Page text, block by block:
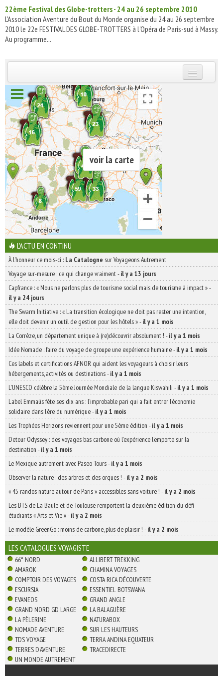
22ème Festival des Globe-trotters - 24 au 26 septembre 2010
L'Association Aventure du Bout du Monde organise du 24 au 26 septembre
2010 le 22e FESTIVAL DES GLOBE-TROTTERS à l'Opéra de Paris-sud à Massy.
Au programme...
INSCRIVEZ-VOUS | ABONNEZ-VOUS
voir la carte
L'ACTU EN CONTINU
À l'honneur ce mois-ci : La Catalogne sur Voyageons Autrement
Voyage sur-mesure : ce qui change vraiment-il y a 13 jours
Capfrance : « Nous ne parlons plus de tourisme social mais de tourisme à impact »-
il y a 24 jours
The Swarm Initiative : « La transition écologique ne doit pas rester une intention,
elle doit devenir un outil de gestion pour les hôtels »-il y a 1 mois
La Corrèze, un département unique à (re)découvrir absolument ! -il y a 1 mois
Idée Nomade : faire du voyage de groupe une expérience humaine-il y a 1 mois
Ces labels et certifications AFNOR qui aident les voyageurs à choisir leurs
hébergements, activités ou destinations-il y a 1 mois
L’UNESCO célèbre la 5ème Journée Mondiale de la langue Kiswahili -il y a 1 mois
Label Emmaüs fête ses dix ans : l’improbable pari qui a fait entrer l’économie
solidaire dans l’ère du numérique-il y a 1 mois
Les Trophées Horizons reviennent pour une 5ème édition -il y a 1 mois
Detour Odyssey : des voyages bas carbone où l’expérience l’emporte sur la
destination -il y a 1 mois
Le Mexique autrement avec Paseo Tours-il y a 1 mois
Observer la nature : des arbres et des orques ! -il y a 2 mois
« 45 randos nature autour de Paris » accessibles sans voiture ! -il y a 2 mois
Les BTS de La Baule et de Toulouse remportent la deuxième édition du défi
étudiants « Arts et Vie »-il y a 2 mois
Le modèle GreenGo : moins de carbone, plus de plaisir ! -il y a 2 mois
LES CATALOGUES VOYAGISTE
66° NORD
ALLIBERT TREKKING
AMAROK
CHAMINA VOYAGES
COMPTOIR DES VOYAGES
COSTA RICA DÉCOUVERTE
ESCURSIA
ESSENTIEL BOTSWANA
EVANEOS
GRAND ANGLE
GRAND NORD GD LARGE
LA BALAGUÈRE
LA PÈLERINE
NATURABOX
NOMADE AVENTURE
SUR LES HAUTEURS
TDS VOYAGE
TERRA ANDINA EQUATEUR
TERRES D'AVENTURE
TRACEDIRECTE
UN MONDE AUTREMENT